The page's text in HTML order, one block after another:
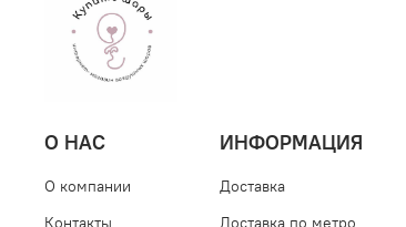
О НАС
О компании
Контакты
ИНФОРМАЦИЯ
Доставка
Доставка по метро